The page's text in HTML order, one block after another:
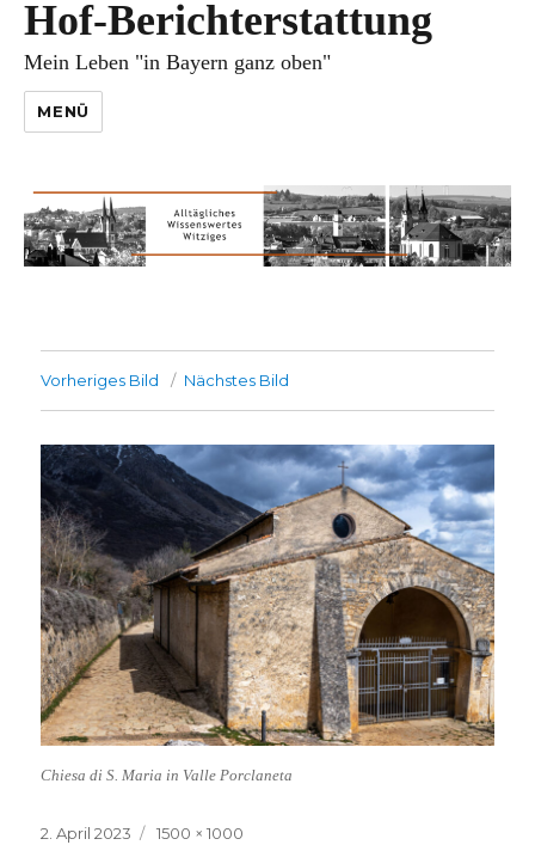
Hof-Berichterstattung
Mein Leben "in Bayern ganz oben"
MENÜ
Vorheriges Bild Nächstes Bild
Chiesa di S. Maria in Valle Porclaneta
Veröffentlicht
2. April 2023
Volle
1500 × 1000